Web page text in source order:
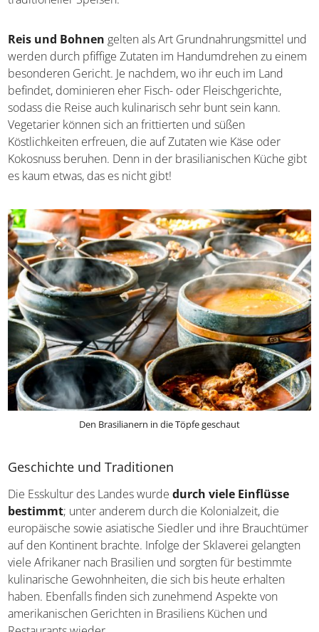
Reis und Bohnen gelten als Art Grundnahrungsmittel
und werden durch pfiffige Zutaten im Handumdrehen zu
einem besonderen Gericht. Je nachdem, wo ihr euch im
Land befindet, dominieren eher Fisch- oder
Fleischgerichte, sodass die Reise auch kulinarisch sehr
bunt sein kann. Vegetarier können sich an frittierten und
süßen Köstlichkeiten erfreuen, die auf Zutaten wie Käse
oder Kokosnuss beruhen. Denn in der brasilianischen
Küche gibt es kaum etwas, das es nicht gibt!
Geschichte und Traditionen
Die Esskultur des Landes wurde
durch viele Einflüsse
bestimmt
; unter anderem durch die Kolonialzeit, die
europäische sowie asiatische Siedler und ihre
Brauchtümer auf den Kontinent brachte. Infolge der
Sklaverei gelangten viele Afrikaner nach Brasilien und
sorgten für bestimmte kulinarische Gewohnheiten, die
sich bis heute erhalten haben. Ebenfalls finden sich
zunehmend Aspekte von amerikanischen Gerichten in
Brasiliens Küchen und Restaurants wieder.